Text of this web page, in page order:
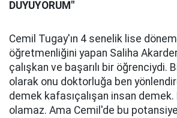
DUYUYORUM"
Cemil Tugay'ın 4 senelik lise
öğretmenliğini yapan Saliha
çalışkan ve başarılı bir öğrenciydi.
olarak onu doktorluğa ben
demek kafasıçalışan insan
olamaz. Ama Cemil'de bu